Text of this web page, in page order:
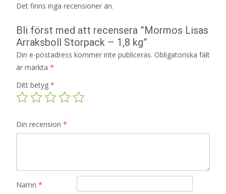
Det finns inga recensioner än.
Bli först med att recensera ”Mormos Lisas
Arraksboll Storpack – 1,8 kg”
Din e-postadress kommer inte publiceras. Obligatoriska fält
är märkta *
Ditt betyg *
Din recension *
Namn *